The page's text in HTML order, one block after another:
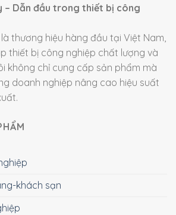
– Dẫn đầu trong thiết bị công
thương hiệu hàng đầu tại Việt Nam,
thiết bị công nghiệp chất lượng và
không chỉ cung cấp sản phẩm mà
doanh nghiệp nâng cao hiệu suất
khách sạn